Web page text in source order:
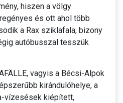
hiszen a völgy
és ott ahol több
a Rax sziklafala, bizony
autóbusszal tesszük
vagyis a Bécsi-Alpok
kirándulóhelye, a
vízesések kiépített,